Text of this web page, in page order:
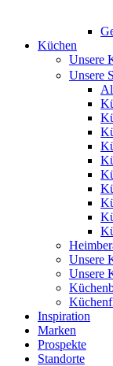
Küchen
Unsere
Unsere
Unsere
Unsere
Inspiration
Marken
Prospekte
Standorte